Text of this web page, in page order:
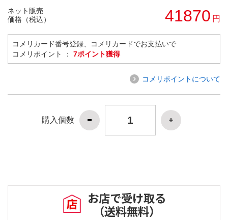
ネット販売
価格（税込）
41870 円
コメリカード番号登録、コメリカードでお支払いで
コメリポイント ： 7ポイント獲得
コメリポイントについて
購入個数
お店で受け取る
（送料無料）